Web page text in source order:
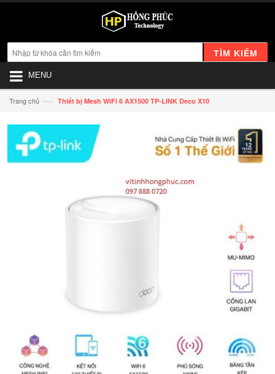
TÌM KIẾM
MENU
Trang chủ —› Thiết bị Mesh WiFi 6 AX1500 TP-LINK Deco X10